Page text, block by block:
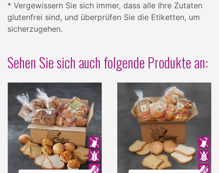
* Vergewissern Sie sich immer, dass alle Ihre Zutaten
glutenfrei sind, und überprüfen Sie die Etiketten, um
sicherzugehen.
Sehen Sie sich auch folgende Produkte an: